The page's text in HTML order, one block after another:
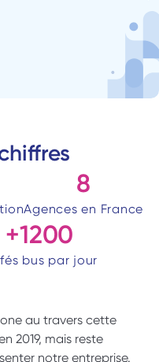
8
Agences en France
+1200
bus par jour
au travers cette
2019, mais reste
notre entreprise.